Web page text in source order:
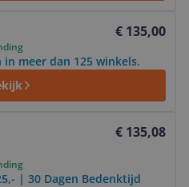
€ 135,00
meer dan 125 winkels.
€ 135,08
| 30 Dagen Bedenktijd